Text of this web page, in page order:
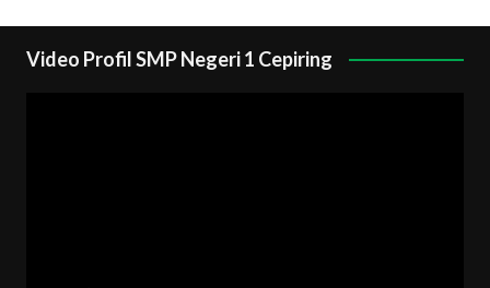
Video Profil SMP Negeri 1 Cepiring